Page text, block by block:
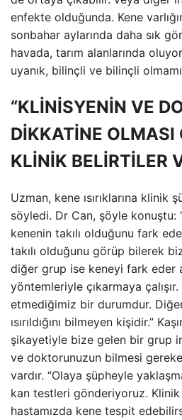
enfekte olduğunda. Kene
sonbahar aylarında daha sık
havada, tarım alanlarında
uyanık, bilinçli ve bilinçli
“KLİNİSYENİN VE
DİKKATİNE OLMASI
KLİNİK BELİRTİLER
Uzman, kene ısırıklarına klinik
söyledi. Dr Can, şöyle konuştu:
kenenin takılı olduğunu fark
takılı olduğunu görüp bilerek
diğer grup ise keneyi fark eder
yöntemleriyle çıkarmaya
etmediğimiz bir durumdur.
ısırıldığını bilmeyen kişidir.”
şikayetiyle bize gelen bir grup
ve doktorunuzun bilmesi
vardır. “Olaya şüpheyle
kan testleri gönderiyoruz.
hastamızda kene tespit